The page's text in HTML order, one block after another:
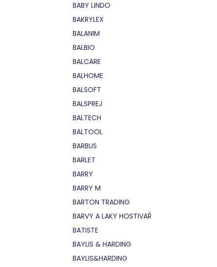
BABY LINDO
BAKRYLEX
BALANIM
BALBIO
BALCARE
BALHOME
BALSOFT
BALSPREJ
BALTECH
BALTOOL
BARBUS
BARLET
BARRY
BARRY M
BARTON TRADING
BARVY A LAKY HOSTIVAŘ
BATISTE
BAYLIS & HARDING
BAYLIS&HARDING